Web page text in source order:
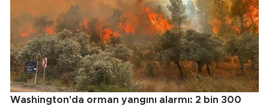
Washington'da orman yangını alarmı: 2 bin 300